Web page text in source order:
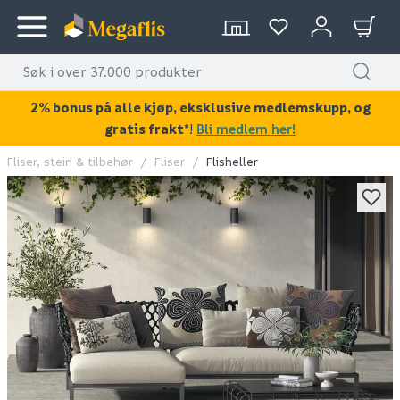
KAN DISSE VÆRE AV INTERESSE?
Fliser, stein & tilbehør Fliser Flisheller
2% bonus på alle kjøp, eksklusive medlemskupp, og
gratis frakt*! Bli medlem her!